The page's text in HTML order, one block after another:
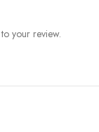
your review.